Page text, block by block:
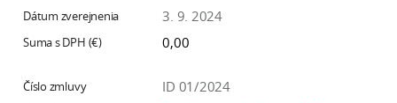
3. 9. 2024
0,00
ID 01/2024